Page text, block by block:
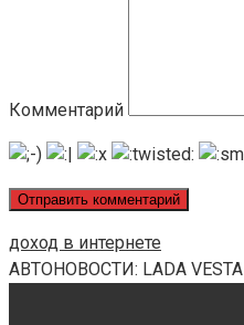
Комментарий
доход в интернете
АВТОНОВОСТИ: LADA VESTA